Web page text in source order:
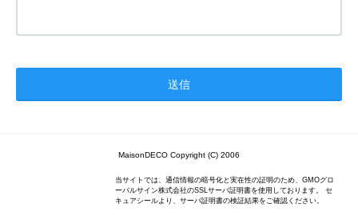
MaisonDECO Copyright (C) 2006
当サイトでは、通信情報の暗号化と実在性の証明のため、GMOグロ
ーバルサイン株式会社のSSLサーバ証明書を使用しております。 セ
キュアシールより、サーバ証明書の検証結果をご確認ください。